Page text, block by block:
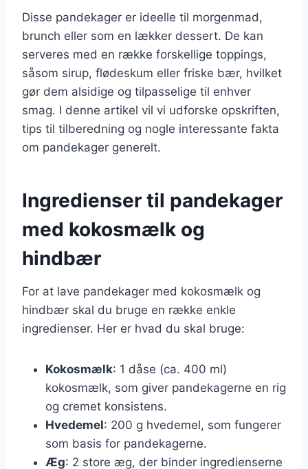
Disse pandekager er ideelle til morgenmad,
brunch eller som en lækker dessert. De kan
serveres med en række forskellige toppings,
såsom sirup, flødeskum eller friske bær, hvilket
gør dem alsidige og tilpasselige til enhver
smag. I denne artikel vil vi udforske opskriften,
tips til tilberedning og nogle interessante fakta
om pandekager generelt.
Ingredienser til pandekager
med kokosmælk og
hindbær
For at lave pandekager med kokosmælk og
hindbær skal du bruge en række enkle
ingredienser. Her er hvad du skal bruge:
Kokosmælk: 1 dåse (ca. 400 ml)
kokosmælk, som giver pandekagerne en rig
og cremet konsistens.
Hvedemel: 200 g hvedemel, som fungerer
som basis for pandekagerne.
Æg: 2 store æg, der binder ingredienserne